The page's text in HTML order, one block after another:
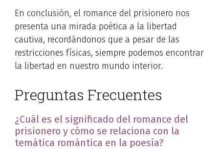
En conclusión, el romance del prisionero nos
presenta una mirada poética a la libertad
cautiva, recordándonos que a pesar de las
restricciones físicas, siempre podemos encontrar
la libertad en nuestro mundo interior.
Preguntas Frecuentes
¿Cuál es el significado del romance del
prisionero y cómo se relaciona con la
temática romántica en la poesía?